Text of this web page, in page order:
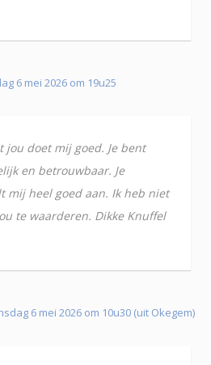
6 mei 2026 om 19u25
jou doet mij goed. Je bent
en betrouwbaar. Je
mij heel goed aan. Ik heb niet
te waarderen. Dikke Knuffel
6 mei 2026 om 10u30 (uit Okegem)